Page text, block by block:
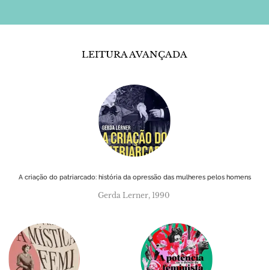
LEITURA AVANÇADA
A criação do patriarcado: história da opressão das mulheres pelos homens
Gerda Lerner, 1990